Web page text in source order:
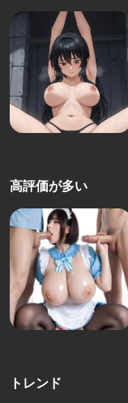
高評価が多い
トレンド